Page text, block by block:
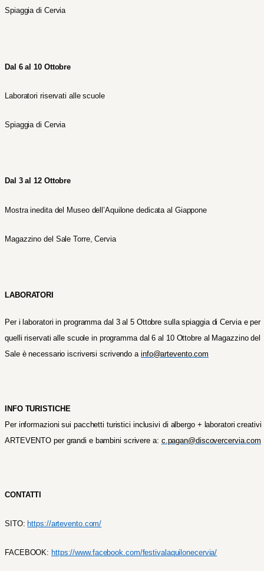
Spiaggia di Cervia
Dal 6 al 10 Ottobre
Laboratori riservati alle scuole
Spiaggia di Cervia
Dal 3 al 12 Ottobre
Mostra inedita del Museo dell’Aquilone dedicata al Giappone
Magazzino del Sale Torre, Cervia
LABORATORI
Per i laboratori in programma dal 3 al 5 Ottobre sulla spiaggia di Cervia e per
quelli riservati alle scuole in programma dal 6 al 10 Ottobre al Magazzino del
Sale è necessario iscriversi scrivendo a info@artevento.com
INFO TURISTICHE
Per informazioni sui pacchetti turistici inclusivi di albergo + laboratori creativi
ARTEVENTO per grandi e bambini scrivere a: c.pagan@discovercervia.com
CONTATTI
SITO: https://artevento.com/
FACEBOOK: https://www.facebook.com/festivalaquilonecervia/